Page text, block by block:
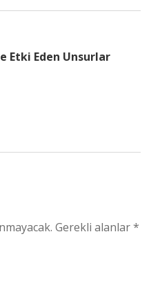
Etki Eden Unsurlar
Gerekli alanlar*